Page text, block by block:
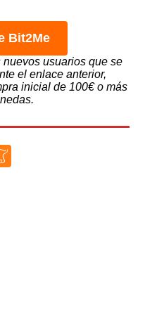
Bit2Me
nuevos usuarios que se
el enlace anterior,
inicial de 100€ o más